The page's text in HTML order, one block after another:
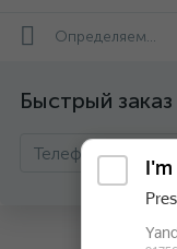
Определяем...
Быстрый заказ